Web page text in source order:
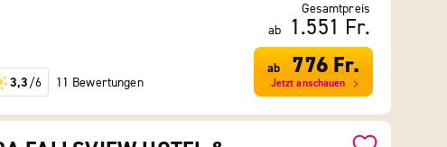
3,3/6 11 Bewertungen
Gesamtpreis
ab
1.551 Fr.
ab 776 Fr.
Jetzt anschauen